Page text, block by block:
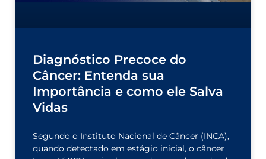
Diagnóstico Precoce do
Câncer: Entenda sua
Importância e como ele Salva
Vidas
Segundo o Instituto Nacional de Câncer (INCA),
quando detectado em estágio inicial, o câncer